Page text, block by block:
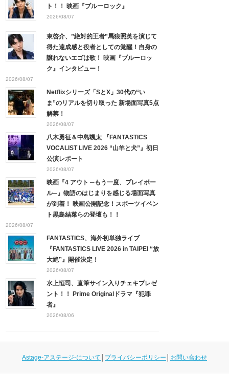
ト！！ 映画『ブルーロック』
2026/08/07
東啓介、”絶対的王者”馬狼照英を演じて
得た達成感と役者としての覚醒！自身の
譲れないエゴは歌！ 映画『ブルーロッ
ク』インタビュー！
2026/08/07
Netflixシリーズ「SとX」30代の“い
ま”のリアルを切り取った 新場面写真5点
解禁！
2026/08/07
八木勇征＆中島颯太 『FANTASTICS
VOCALIST LIVE 2026 “山羊と犬”』初日
公演レポート
2026/08/07
映画『4 アウト ─もう一度、プレイボー
ル─』物語のはじまりを感じる場面写真
が到着！ 映画公開記念！スポーツイベン
ト黒島結菜らの登壇も！！
2026/08/07
FANTASTICS、海外初単独ライブ
『FANTASTICS LIVE 2026 in TAIPEI “放
大絶”』開催決定！
2026/08/07
水上恒司、直筆サイン入りチェキプレゼ
ント！！ Prime Originalドラマ『犯罪
者』
2026/08/06
Astage-アステージ-について プライバシーポリシー お問い合わせ